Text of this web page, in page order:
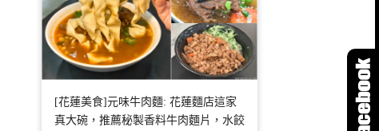
[花蓮美食]元味牛肉麵: 花蓮麵店這家
真大碗，推薦秘製香料牛肉麵片，水餃